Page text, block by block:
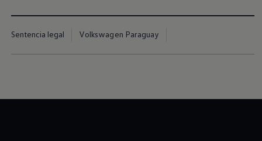
Sentencia legal Volkswagen Paraguay